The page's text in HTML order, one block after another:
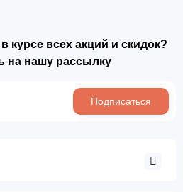
курсе всех акций и скидок?
на нашу рассылку
Подписаться